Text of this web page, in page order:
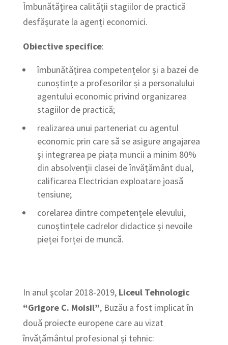
Îmbunătățirea calității stagiilor de practică
desfășurate la agenți economici.
Obiective specifice:
îmbunătățirea competențelor și a bazei de
cunoștințe a profesorilor și a personalului
agentului economic privind organizarea
stagiilor de practică;
realizarea unui parteneriat cu agentul
economic prin care să se asigure angajarea
și integrarea pe piaṭa muncii a minim 80%
din absolvenții clasei de învățământ dual,
calificarea Electrician exploatare joasă
tensiune;
corelarea dintre competențele elevului,
cunoştinṭele cadrelor didactice și nevoile
pieței forței de muncă.
In anul şcolar 2018-2019, Liceul Tehnologic
“Grigore C. Moisil”, Buzău a fost implicat în
două proiecte europene care au vizat
învățământul profesional și tehnic: